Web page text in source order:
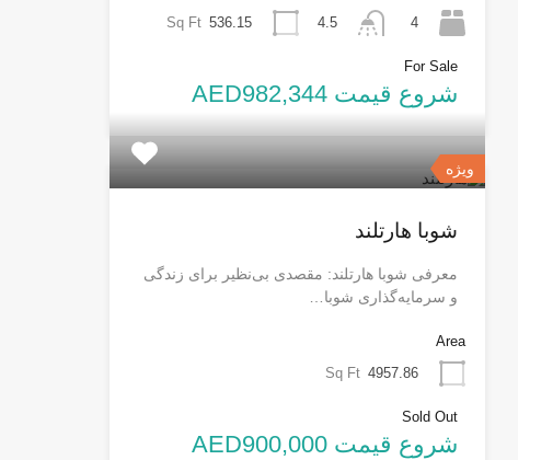
4
4.5
536.15
Sq Ft
For Sale
شروع قیمت AED982,344
ویژه
شوبا هارتلند
معرفی شوبا هارتلند: مقصدی بی‌نظیر برای زندگی
و سرمایه‌گذاری شوبا…
Area
4957.86
Sq Ft
Sold Out
شروع قیمت AED900,000